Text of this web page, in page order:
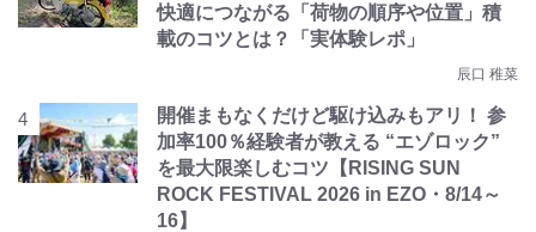
快適につながる「荷物の順序や位置」積
載のコツとは？「実体験レポ」
辰口 稚菜
開催まもなくだけど駆け込みもアリ！ 参
加率100％経験者が教える “エゾロック”
を最大限楽しむコツ【RISING SUN
ROCK FESTIVAL 2026 in EZO・8/14～
16】